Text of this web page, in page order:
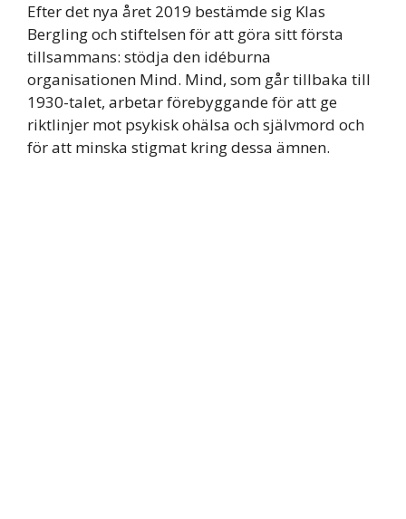
Efter det nya året 2019 bestämde sig Klas
Bergling och stiftelsen för att göra sitt första
tillsammans: stödja den idéburna
organisationen Mind. Mind, som går tillbaka till
1930-talet, arbetar förebyggande för att ge
riktlinjer mot psykisk ohälsa och självmord och
för att minska stigmat kring dessa ämnen.